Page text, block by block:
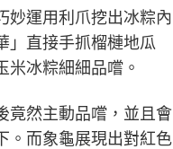
妙運用利爪挖出冰粽內
」直接手抓榴槤地瓜
冰粽細細品嚐。
竟然主動品嚐，並且會
。而象龜展現出對紅色